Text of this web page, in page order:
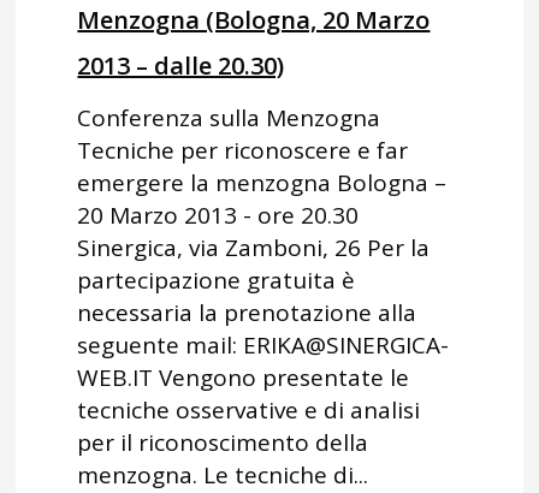
Menzogna (Bologna, 20 Marzo
2013 – dalle 20.30)
Conferenza sulla Menzogna
Tecniche per riconoscere e far
emergere la menzogna Bologna –
20 Marzo 2013 - ore 20.30
Sinergica, via Zamboni, 26 Per la
partecipazione gratuita è
necessaria la prenotazione alla
seguente mail: ERIKA@SINERGICA-
WEB.IT Vengono presentate le
tecniche osservative e di analisi
per il riconoscimento della
menzogna. Le tecniche di...